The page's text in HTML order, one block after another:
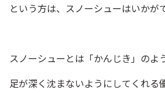
という方は、スノーシューはいかが
スノーシューとは「かんじき」のよ
足が深く沈まないようにしてくれる